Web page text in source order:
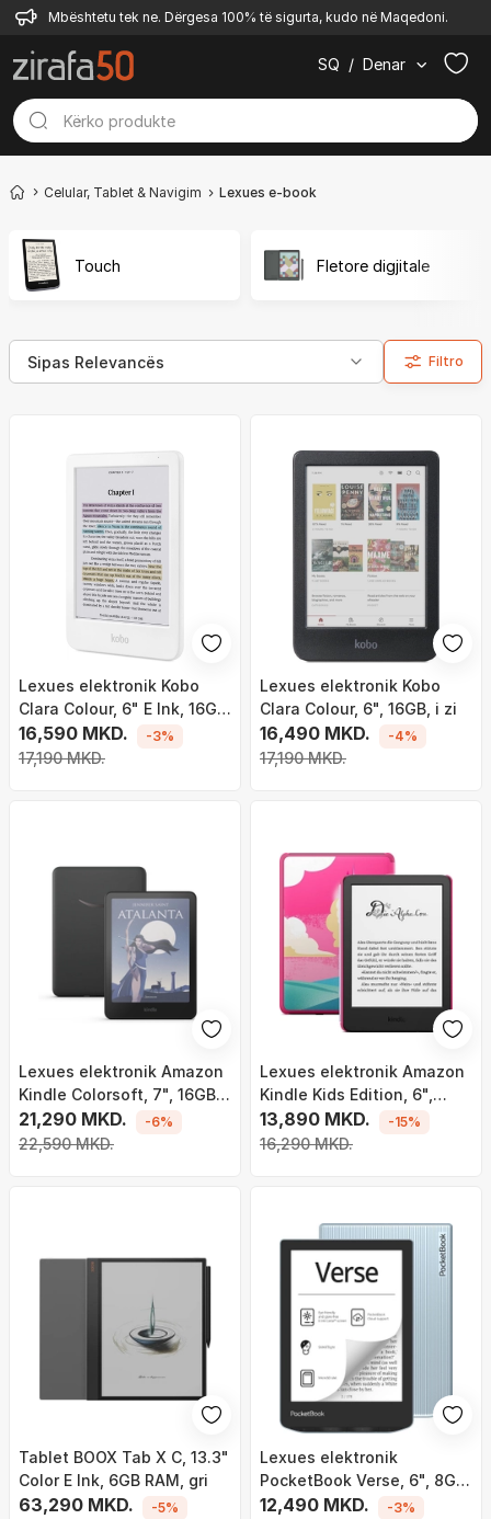
Mbështetu tek ne. Dërgesa 100% të sigurta, kudo në Maqedoni.
SQ / Denar
Celular, Tablet & Navigim Lexues e-book
Touch Fletore digjitale
Filtro
Lexues elektronik Kobo
Clara Colour, 6" E Ink, 16GB,
Wi-Fi, i bardhë
16,590 MKD.
17,190 MKD.
-3%
Lexues elektronik Kobo
Clara Colour, 6", 16GB, i zi
16,490 MKD.
17,190 MKD.
-4%
Lexues elektronik Amazon
Kindle Colorsoft, 7", 16GB, i
zi
21,290 MKD.
22,590 MKD.
-6%
Lexues elektronik Amazon
Kindle Kids Edition, 6",
16GB, dizajn Valley of the
Unicorns
13,890 MKD.
16,290 MKD.
-15%
Tablet BOOX Tab X C, 13.3"
Color E Ink, 6GB RAM, gri
63,290 MKD. -5%
Lexues elektronik
PocketBook Verse, 6", 8GB,
i zi blu
12,490 MKD. -3%